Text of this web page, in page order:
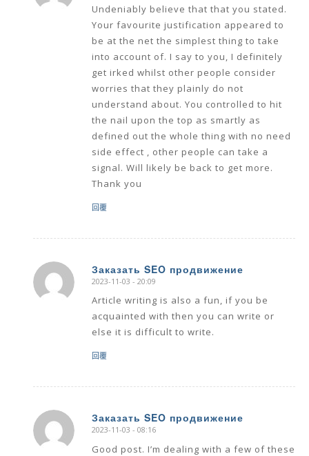
Undeniably believe that that you stated.
Your favourite justification appeared to
be at the net the simplest thing to take
into account of. I say to you, I definitely
get irked whilst other people consider
worries that they plainly do not
understand about. You controlled to hit
the nail upon the top as smartly as
defined out the whole thing with no need
side effect , other people can take a
signal. Will likely be back to get more.
Thank you
回覆
Заказать SEO продвижение
says:
2023-11-03 - 20:09
Article writing is also a fun, if you be
acquainted with then you can write or
else it is difficult to write.
回覆
Заказать SEO продвижение
says:
2023-11-03 - 08:16
Good post. I’m dealing with a few of these